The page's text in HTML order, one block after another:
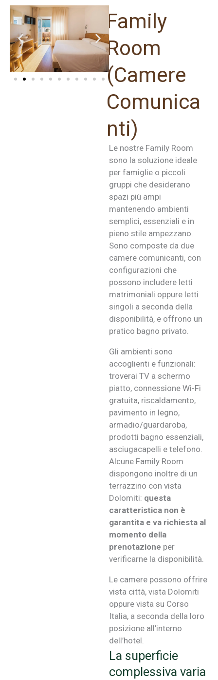
Family
Room
(Camere
Comunica
nti)
Le nostre Family Room
sono la soluzione ideale
per famiglie o piccoli
gruppi che desiderano
spazi più ampi
mantenendo ambienti
semplici, essenziali e in
pieno stile ampezzano.
Sono composte da due
camere comunicanti, con
configurazioni che
possono includere letti
matrimoniali oppure letti
singoli a seconda della
disponibilità, e offrono un
pratico bagno privato.
Gli ambienti sono
accoglienti e funzionali:
troverai TV a schermo
piatto, connessione Wi-Fi
gratuita, riscaldamento,
pavimento in legno,
armadio/guardaroba,
prodotti bagno essenziali,
asciugacapelli e telefono.
Alcune Family Room
dispongono inoltre di un
terrazzino con vista
Dolomiti: questa
caratteristica non è
garantita e va richiesta al
momento della
prenotazione per
verificarne la disponibilità.
Le camere possono offrire
vista città, vista Dolomiti
oppure vista su Corso
Italia, a seconda della loro
posizione all’interno
dell’hotel.
La superficie
complessiva varia